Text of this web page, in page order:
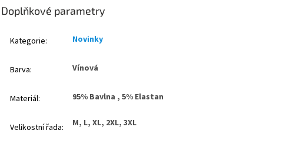
Doplňkové parametry
Kategorie: Novinky
Barva: Vínová
Materiál: 95% Bavlna , 5% Elastan
Velikostní řada: M, L, XL, 2XL, 3XL